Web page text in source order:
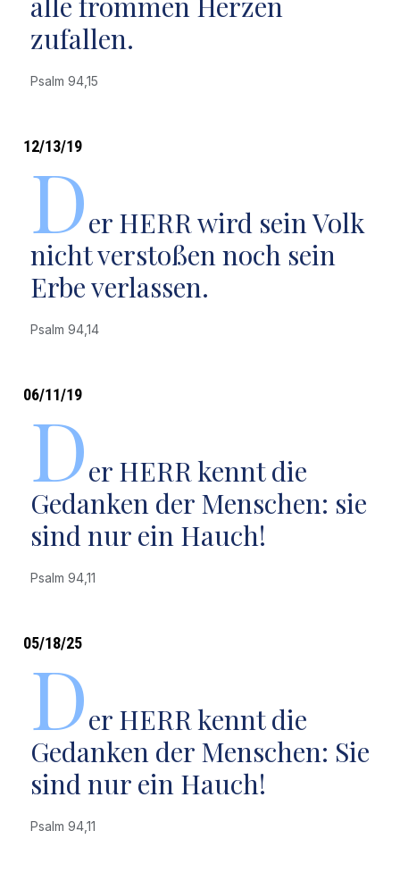
zufallen.
Psalm 94,15
12/13/19
Der HERR wird sein Volk
nicht verstoßen noch sein
Erbe verlassen.
Psalm 94,14
06/11/19
Der HERR kennt die
Gedanken der Menschen: sie
sind nur ein Hauch!
Psalm 94,11
05/18/25
Der HERR kennt die
Gedanken der Menschen: Sie
sind nur ein Hauch!
Psalm 94,11